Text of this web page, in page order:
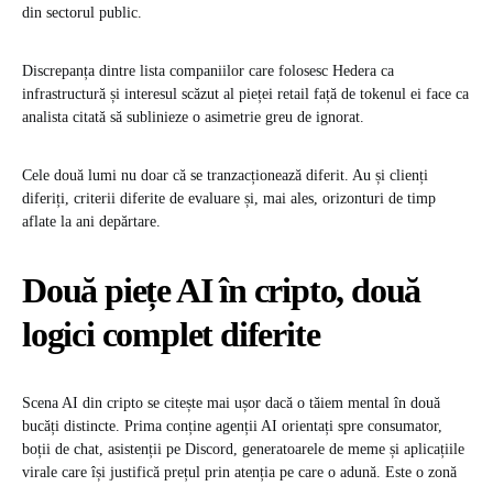
din sectorul public.
Discrepanța dintre lista companiilor care folosesc Hedera ca
infrastructură și interesul scăzut al pieței retail față de tokenul ei face ca
analista citată să sublinieze o asimetrie greu de ignorat.
Cele două lumi nu doar că se tranzacționează diferit. Au și clienți
diferiți, criterii diferite de evaluare și, mai ales, orizonturi de timp
aflate la ani depărtare.
Două piețe AI în cripto, două
logici complet diferite
Scena AI din cripto se citește mai ușor dacă o tăiem mental în două
bucăți distincte. Prima conține agenții AI orientați spre consumator,
boții de chat, asistenții pe Discord, generatoarele de meme și aplicațiile
virale care își justifică prețul prin atenția pe care o adună. Este o zonă